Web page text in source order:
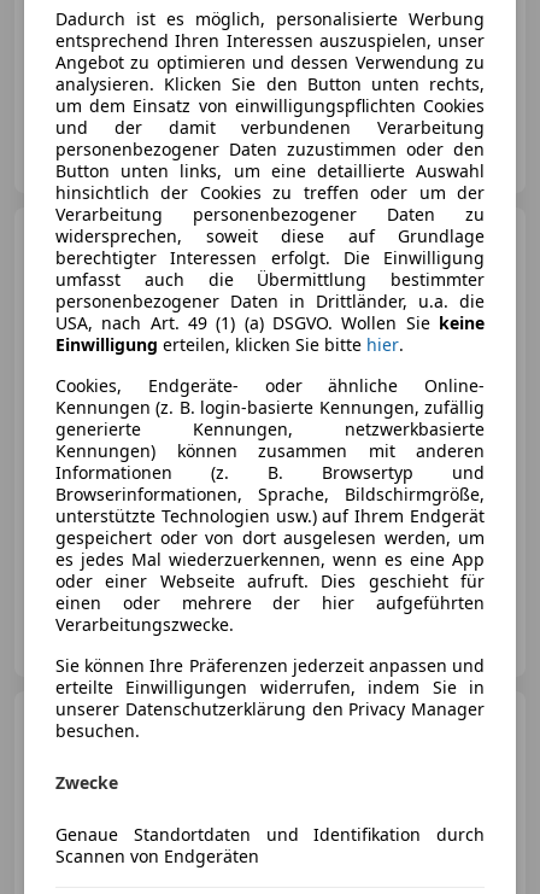
Reduziert 10/2018 143 300 km
Benzin
81 kW (110 PS)
MOTOR-CITY
AT-1110 Wien
Xpeng G6
Performance AWD
** Black-Edition **
€ 47 340
03/2026 20 000 km Elektro
358 kW (487 PS)
MOTOR-CITY
Renault Megane Mégane
€ 8 990,-
Dadurch ist es möglich, personalisierte Werbung
entsprechend Ihren Interessen auszuspielen, unser
Angebot zu optimieren und dessen Verwendung zu
analysieren. Klicken Sie den Button unten rechts,
um dem Einsatz von einwilligungspflichten Cookies
und der damit verbundenen Verarbeitung
personenbezogener Daten zuzustimmen oder den
Button unten links, um eine detaillierte Auswahl
hinsichtlich der Cookies zu treffen oder um der
Verarbeitung personenbezogener Daten zu
widersprechen, soweit diese auf Grundlage
berechtigter Interessen erfolgt. Die Einwilligung
umfasst auch die Übermittlung bestimmter
personenbezogener Daten in Drittländer, u.a. die
USA, nach Art. 49 (1) (a) DSGVO. Wollen Sie keine
Einwilligung erteilen, klicken Sie bitte hier.
Cookies, Endgeräte- oder ähnliche Online-
Kennungen (z. B. login-basierte Kennungen, zufällig
generierte Kennungen, netzwerkbasierte
Kennungen) können zusammen mit anderen
Informationen (z. B. Browsertyp und
Browserinformationen, Sprache, Bildschirmgröße,
unterstützte Technologien usw.) auf Ihrem Endgerät
gespeichert oder von dort ausgelesen werden, um
es jedes Mal wiederzuerkennen, wenn es eine App
oder einer Webseite aufruft. Dies geschieht für
einen oder mehrere der hier aufgeführten
Verarbeitungszwecke.
Sie können Ihre Präferenzen jederzeit anpassen und
erteilte Einwilligungen widerrufen, indem Sie in
unserer Datenschutzerklärung den Privacy Manager
besuchen.
Zwecke
Genaue Standortdaten und Identifikation durch
Scannen von Endgeräten